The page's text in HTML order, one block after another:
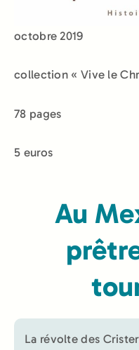
octobre 2019
collection « Vive le
78 pages
5 euros
Au
La révolte des